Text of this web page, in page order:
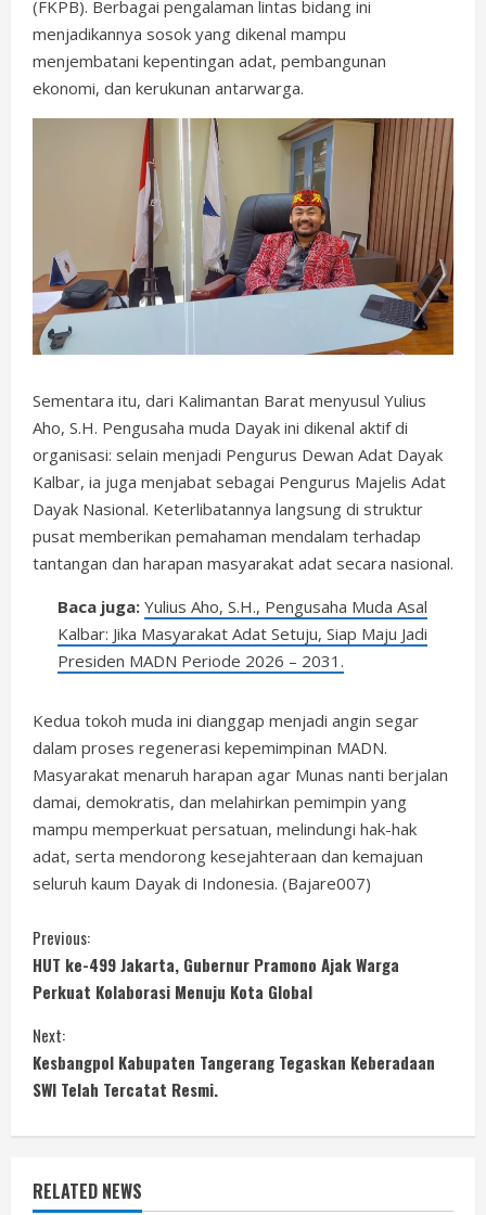
(FKPB). Berbagai pengalaman lintas bidang ini
menjadikannya sosok yang dikenal mampu
menjembatani kepentingan adat, pembangunan
ekonomi, dan kerukunan antarwarga.
Sementara itu, dari Kalimantan Barat menyusul Yulius
Aho, S.H. Pengusaha muda Dayak ini dikenal aktif di
organisasi: selain menjadi Pengurus Dewan Adat Dayak
Kalbar, ia juga menjabat sebagai Pengurus Majelis Adat
Dayak Nasional. Keterlibatannya langsung di struktur
pusat memberikan pemahaman mendalam terhadap
tantangan dan harapan masyarakat adat secara nasional.
Baca juga: Yulius Aho, S.H., Pengusaha Muda Asal
Kalbar: Jika Masyarakat Adat Setuju, Siap Maju Jadi
Presiden MADN Periode 2026 – 2031.
Kedua tokoh muda ini dianggap menjadi angin segar
dalam proses regenerasi kepemimpinan MADN.
Masyarakat menaruh harapan agar Munas nanti berjalan
damai, demokratis, dan melahirkan pemimpin yang
mampu memperkuat persatuan, melindungi hak-hak
adat, serta mendorong kesejahteraan dan kemajuan
seluruh kaum Dayak di Indonesia. (Bajare007)
C
o
n
t
i
n
Previous:
HUT ke-499 Jakarta, Gubernur Pramono Ajak Warga
Perkuat Kolaborasi Menuju Kota Global
Next:
Kesbangpol Kabupaten Tangerang Tegaskan Keberadaan
SWI Telah Tercatat Resmi.
RELATED NEWS